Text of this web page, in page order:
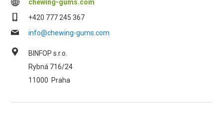
chewing-gums.com
+420 777 245 367
info@chewing-gums.com
BINFOP s.r.o.
Rybná 716/24
11000 Praha